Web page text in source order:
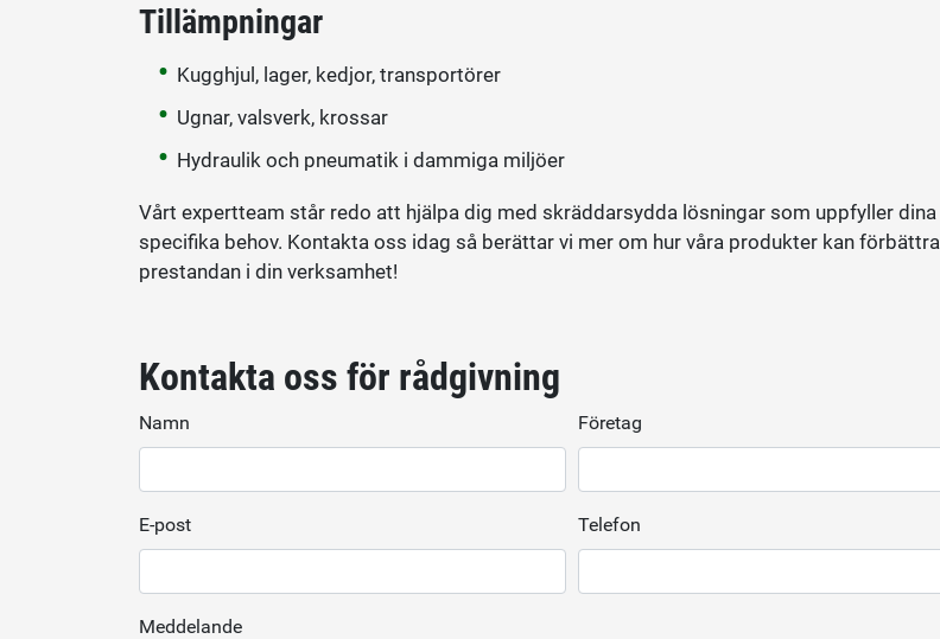
Tillämpningar
Kugghjul, lager, kedjor, transportörer
Ugnar, valsverk, krossar
Hydraulik och pneumatik i dammiga miljöer
Vårt expertteam står redo att hjälpa dig med skräddarsydda lösningar som uppfyller dina
specifika behov. Kontakta oss idag så berättar vi mer om hur våra produkter kan förbättra
prestandan i din verksamhet!
Kontakta oss för rådgivning
Namn Företag
E-post Telefon
Meddelande